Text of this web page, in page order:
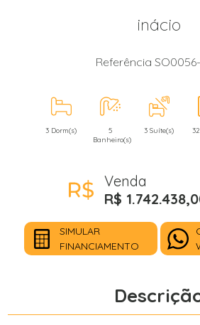
inácio
Referência
3 Dorm(s)
5
Banheiro(s)
3 Suíte(s)
Venda
R$
SIMULAR
FINANCIAMENTO